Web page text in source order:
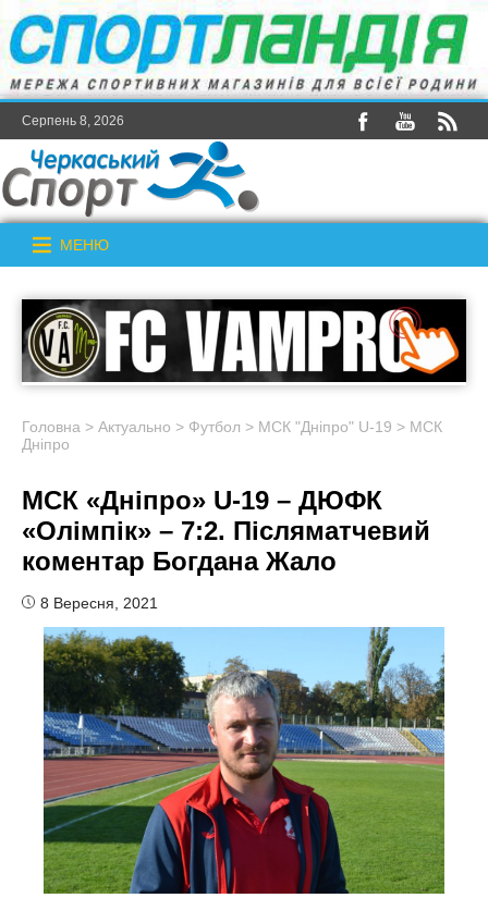
Серпень 8, 2026
МЕНЮ
Головна > Актуально > Футбол > МСК "Дніпро" U-19 > МСК
Дніпро
МСК «Дніпро» U-19 – ДЮФК
«Олімпік» – 7:2. Післяматчевий
коментар Богдана Жало
8 Вересня, 2021